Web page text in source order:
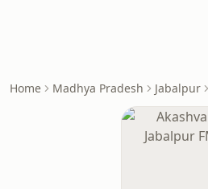
Home Madhya Pradesh Jabalpur